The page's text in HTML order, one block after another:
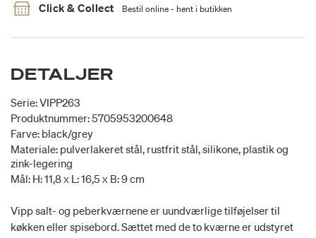
Click & Collect Bestil online - hent i butikken
DETALJER
Serie: VIPP263
Produktnummer: 5705953200648
Farve: black/grey
Materiale: pulverlakeret stål, rustfrit stål, silikone, plastik og
zink-legering
Mål: H: 11,8 x L: 16,5 x B: 9 cm
Vipp salt- og peberkværnene er uundværlige tilføjelser til
køkken eller spisebord. Sættet med de to kværne er udstyret